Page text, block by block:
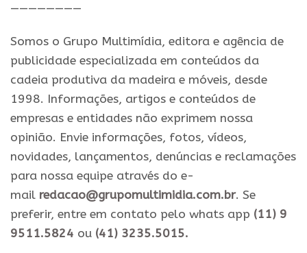
————————
Somos o Grupo Multimídia, editora e agência de
publicidade especializada em conteúdos da
cadeia produtiva da madeira e móveis, desde
1998. Informações, artigos e conteúdos de
empresas e entidades não exprimem nossa
opinião. Envie informações, fotos, vídeos,
novidades, lançamentos, denúncias e reclamações
para nossa equipe através do e-
mail redacao@grupomultimidia.com.br. Se
preferir, entre em contato pelo whats app (11) 9
9511.5824 ou (41) 3235.5015.